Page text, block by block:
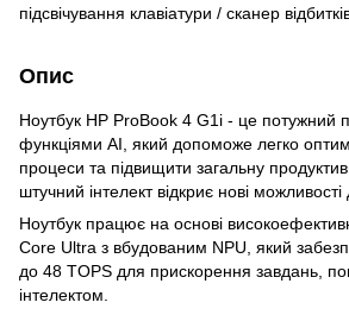
підсвічування клавіатури / сканер
Опис
Ноутбук HP ProBook 4 G1i - це потужний
функціями AI, який допоможе легко
процеси та підвищити загальну
штучний інтелект відкриє нові
Ноутбук працює на основі
Core Ultra з вбудованим NPU, який
до 48 TOPS для прискорення завдань,
інтелектом.